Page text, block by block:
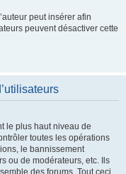
peut insérer afin
peuvent désactiver cette
le plus haut niveau de
toutes les opérations
le bannissement
ou de modérateurs, etc. Ils
des forums. Tout ceci